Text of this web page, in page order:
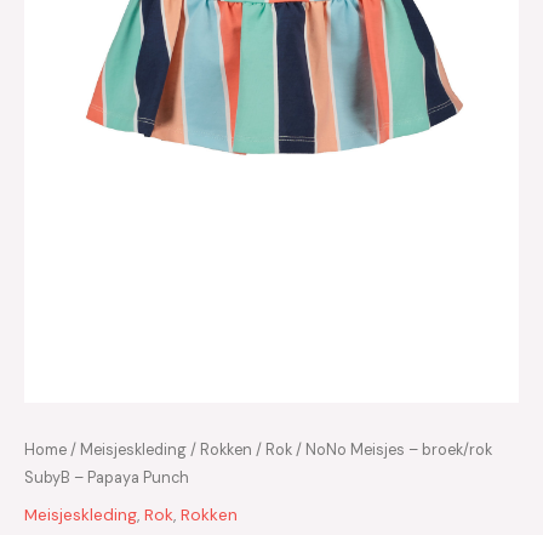
Home/ Meisjeskleding/ Rokken / Rok/ NoNo Meisjes – broek/rok
SubyB – Papaya Punch
Meisjeskleding, Rok, Rokken